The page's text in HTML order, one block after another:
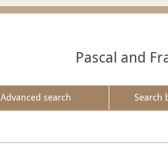
Pascal and
Advanced search Search